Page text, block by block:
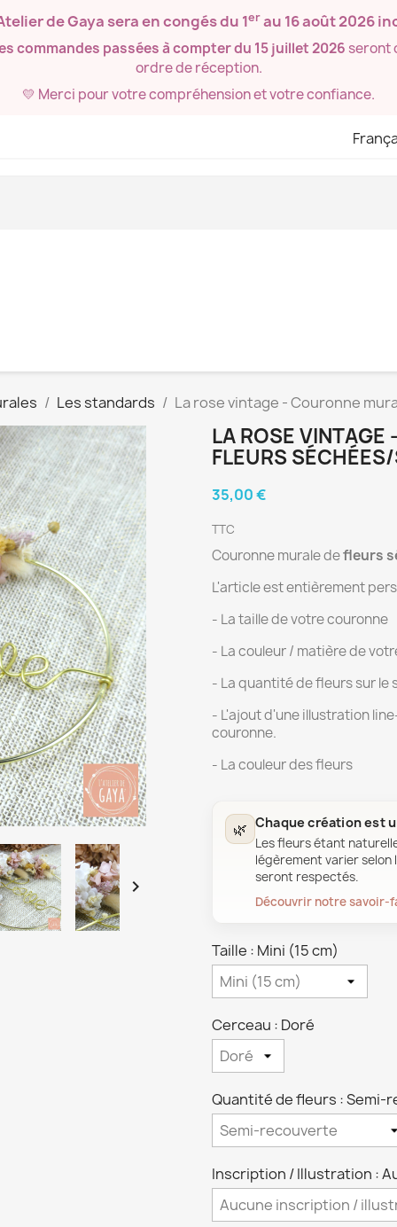
de Gaya sera en congés du 1erau 16 août 2026
commandes passées à compter du 15 juillet 2026seront
ordre de réception.
💛 Merci pour votre compréhension et votre confiance.
Les standards La rose vintage - Couronne

LA ROSE VINTAGE
FLEURS
35,00 €
TTC
Couronne murale defleurs
L'article est entièrement
- La taille de votre couronne
- La couleur / matière de
- La quantité de fleurs sur le
- L'ajout d'une illustration
couronne.
- La couleur des fleurs
🌿 Chaque création est
Les fleurs étant
légèrement varier selon
seront respectés.
Découvrir notre savoir-
Taille : Mini (15 cm)
Cerceau : Doré
Quantité de fleurs : Semi-
Inscription / Illustration :